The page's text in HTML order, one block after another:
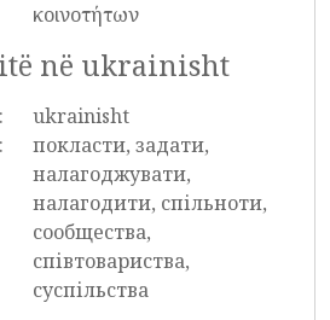
κοινοτήτων
në ukrainisht
ukrainisht
покласти, задати,
налагоджувати,
налагодити, спільноти,
сообщества,
співтовариства,
суспільства